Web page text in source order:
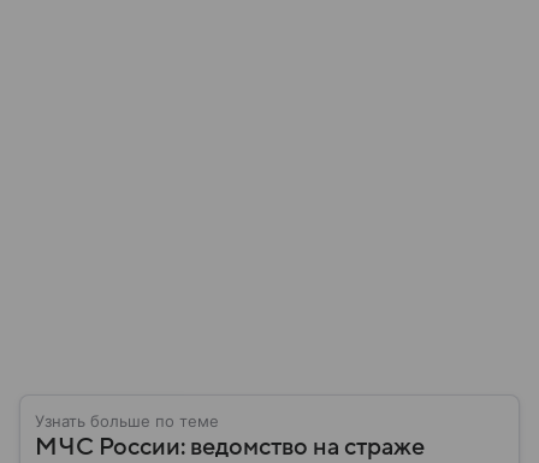
Узнать больше по теме
МЧС России: ведомство на страже